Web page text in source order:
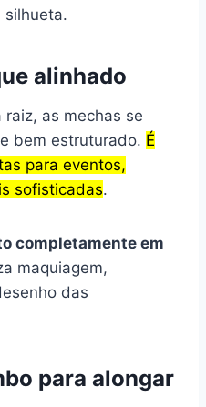
silhueta.
alinhado
as mechas se
bem estruturado. É
para eventos,
sofisticadas.
completamente em
maquiagem,
das
para alongar